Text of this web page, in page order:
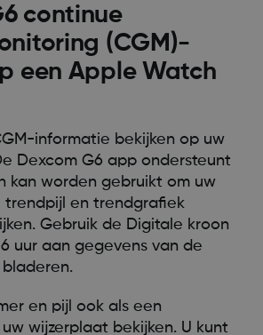
continue
(CGM)-
een Apple Watch
informatie bekijken op uw
Dexcom G6 app ondersteunt
kan worden gebruikt om uw
trendpijl en trendgrafiek
Gebruik de Digitale kroon
uur aan gegevens van de
en pijl ook als een
wijzerplaat bekijken. U kunt